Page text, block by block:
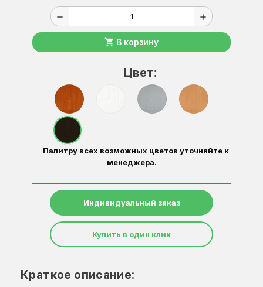
remove add
shopping_cart В корзину
Цвет:
Палитру всех возможных цветов уточняйте к
менеджера.
Индивидуальный заказ
Купить в один клик
Краткое описание: